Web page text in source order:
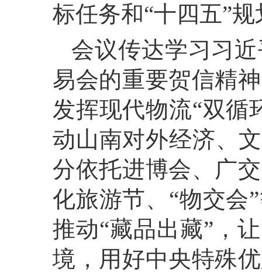
标任务和“十四五”
会议传达学习习
易会的重要贺信精
发挥现代物流“双循
动山南对外经济、
分依托进博会、广
化旅游节、“物交会
推动“藏品出藏”，
境，用好中央特殊